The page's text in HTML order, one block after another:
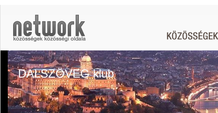
DALSZÖVEG klub